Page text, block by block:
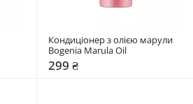
Кондиціонер з олією марули
Bogenia Marula Oil
299 ₴